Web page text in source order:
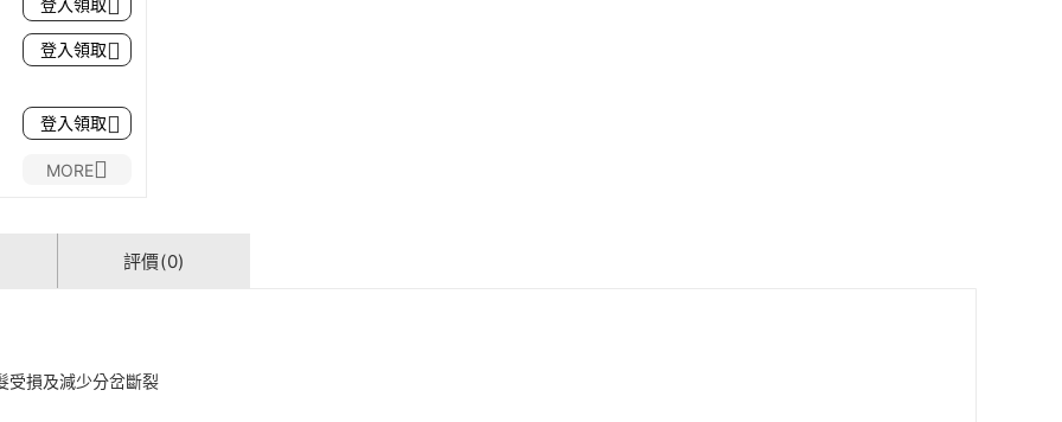
登入領取
登入領取
登入領取
MORE
評價(0)
受損及減少分岔斷裂